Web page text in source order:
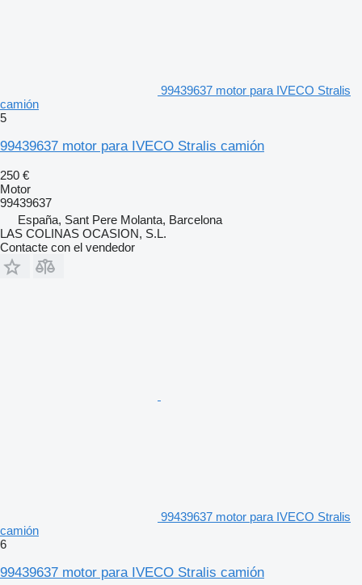
99439637 motor para IVECO Stralis
camión
5
99439637 motor para IVECO Stralis camión
250 €
Motor
99439637
España, Sant Pere Molanta, Barcelona
LAS COLINAS OCASION, S.L.
Contacte con el vendedor
99439637 motor para IVECO Stralis
camión
6
99439637 motor para IVECO Stralis camión